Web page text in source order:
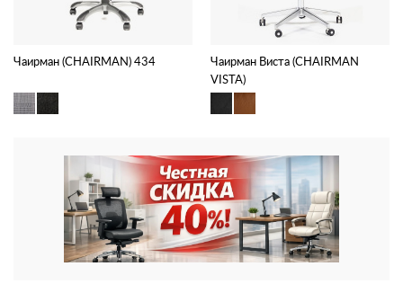
Чаирман (CHAIRMAN) 434
Чаирман Виста (CHAIRMAN
VISTA)